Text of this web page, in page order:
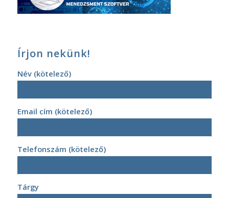
Írjon nekünk!
Név (kötelező)
Email cím (kötelező)
Telefonszám (kötelező)
Tárgy